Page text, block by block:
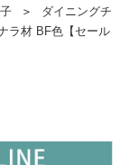
＞
ダイニングチ
ラ材 BF色【セール